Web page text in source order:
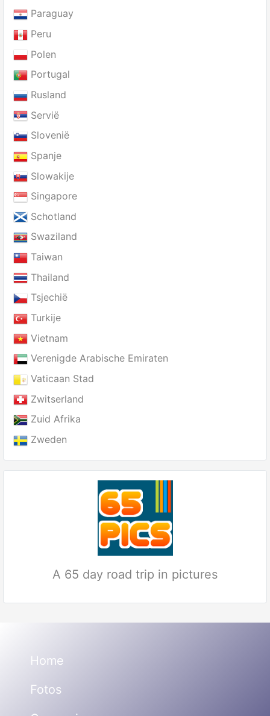
Paraguay
Peru
Polen
Portugal
Rusland
Servië
Slovenië
Spanje
Slowakije
Singapore
Schotland
Swaziland
Taiwan
Thailand
Tsjechië
Turkije
Vietnam
Verenigde Arabische Emiraten
Vaticaan Stad
Zwitserland
Zuid Afrika
Zweden
A 65 day road trip in pictures
Home
Fotos